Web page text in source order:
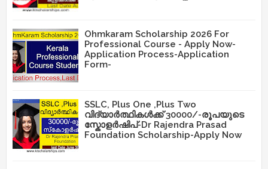
Ohmkaram Scholarship 2026 For
Professional Course - Apply Now-
Application Process-Application
Form-
SSLC, Plus One ,Plus Two
വിദ്യാർത്ഥികൾക്ക് 30000/-രൂപയുടെ
സ്കോളർഷിപ്-Dr Rajendra Prasad
Foundation Scholarship-Apply Now